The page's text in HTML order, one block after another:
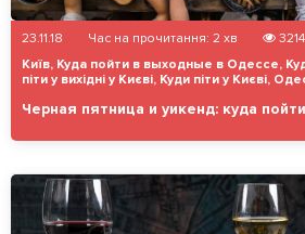
23.11.18 Час на прочитання: 2 хв
3214
Київ, Куда пойти в выходные в Одессе,
піти у вихідні у Києві, Куди піти у Києві,
Черная пятница и уикенд: куда